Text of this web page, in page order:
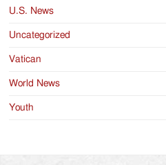
U.S. News
Uncategorized
Vatican
World News
Youth